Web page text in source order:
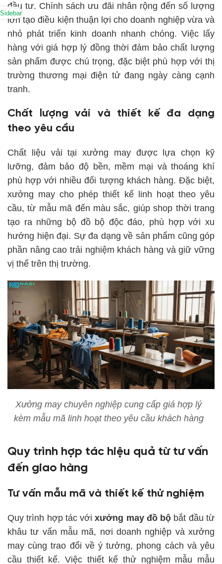
đầu tư. Chính sách ưu đãi nhân rộng đến số lượng
lớn tạo điều kiện thuận lợi cho doanh nghiệp vừa và
nhỏ phát triển kinh doanh nhanh chóng. Việc lấy
hàng với giá hợp lý đồng thời đảm bảo chất lượng
sản phẩm được chú trọng, đặc biệt phù hợp với thị
trường thương mại điện tử đang ngày càng cạnh
tranh.
Chất lượng vải và thiết kế đa dạng
theo yêu cầu
Chất liệu vải tại xưởng may được lựa chọn kỹ
lưỡng, đảm bảo độ bền, mềm mại và thoáng khí
phù hợp với nhiều đối tượng khách hàng. Đặc biệt,
xưởng may cho phép thiết kế linh hoạt theo yêu
cầu, từ mẫu mã đến màu sắc, giúp shop thời trang
tạo ra những bộ đồ bộ độc đáo, phù hợp với xu
hướng hiện đại. Sự đa dạng về sản phẩm cũng góp
phần nâng cao trải nghiệm khách hàng và giữ vững
vị thế trên thị trường.
Xưởng may chuyên nghiệp cung cấp giá hợp lý
kèm mẫu mã linh hoạt theo yêu cầu khách hàng
Quy trình hợp tác hiệu quả từ tư vấn
đến giao hàng
Tư vấn mẫu mã và thiết kế thử nghiệm
Quy trình hợp tác vớixưởng may đồ bộ bắt đầu từ
khâu tư vấn mẫu mã, nơi doanh nghiệp và xưởng
may cùng trao đổi về ý tưởng, phong cách và yêu
cầu thiết kế. Việc thiết kế thử nghiệm mẫu mẫu
Sidebar